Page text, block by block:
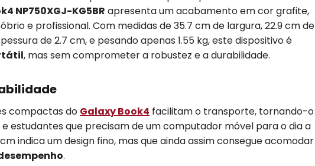
NP750XGJ-KG5BR apresenta um acabamento em cor grafite,
e profissional. Com medidas de 35.7 cm de largura, 22.9 cm de
de 2.7 cm, e pesando apenas 1.55 kg, este dispositivo é
, mas sem comprometer a robustez e a durabilidade.
compactas do Galaxy Book4 facilitam o transporte, tornando-o
estudantes que precisam de um computador móvel para o dia a
indica um design fino, mas que ainda assim consegue acomodar
.